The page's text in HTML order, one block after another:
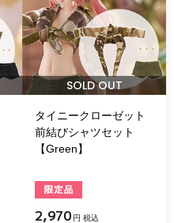
SOLD OUT
タイニークローゼット
前結びシャツセット
【Green】
2,970 円 税込